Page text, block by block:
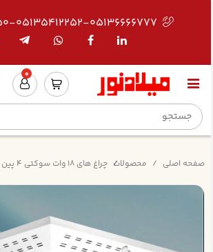
05135412252-05136666777
0
صفحه اصلی محصولات چراغ های 18 وات سوکتی 4 پین قدیمی